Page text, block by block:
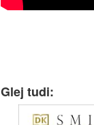
Glej tudi: